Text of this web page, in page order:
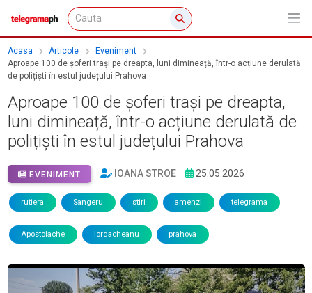
Acasa Articole
Eveniment
Aproape 100 de șoferi trași pe dreapta, luni dimineață, într-o acțiune derulată
de polițiști în estul județului Prahova
Aproape 100 de șoferi trași pe dreapta,
luni dimineață, într-o acțiune derulată de
polițiști în estul județului Prahova
EVENIMENT IOANA STROE 25.05.2026
rutiera Sangeru stiri amenzi telegrama
Apostolache Iordacheanu prahova